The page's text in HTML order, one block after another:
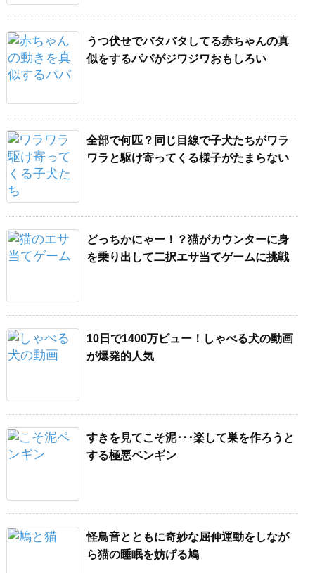
うつ伏せでバタバタしてる赤ちゃんの真
似をするパパがジワジワおもしろい
全部で何匹？同じ目線で子犬たちがワラ
ワラと駆け寄ってくる様子がたまらない
どっちかにゃー！？猫がカウンターに身
を乗り出して二択エサ当てゲームに挑戦
10日で1400万ビュー！しゃべる犬の動画
が爆発的人気
すきを見てこそ泥･･･楽して巣を作ろうと
する極悪ペンギン
怪鳥音とともに奇妙な屈伸運動をしなが
ら猫の睡眠を妨げる鳩